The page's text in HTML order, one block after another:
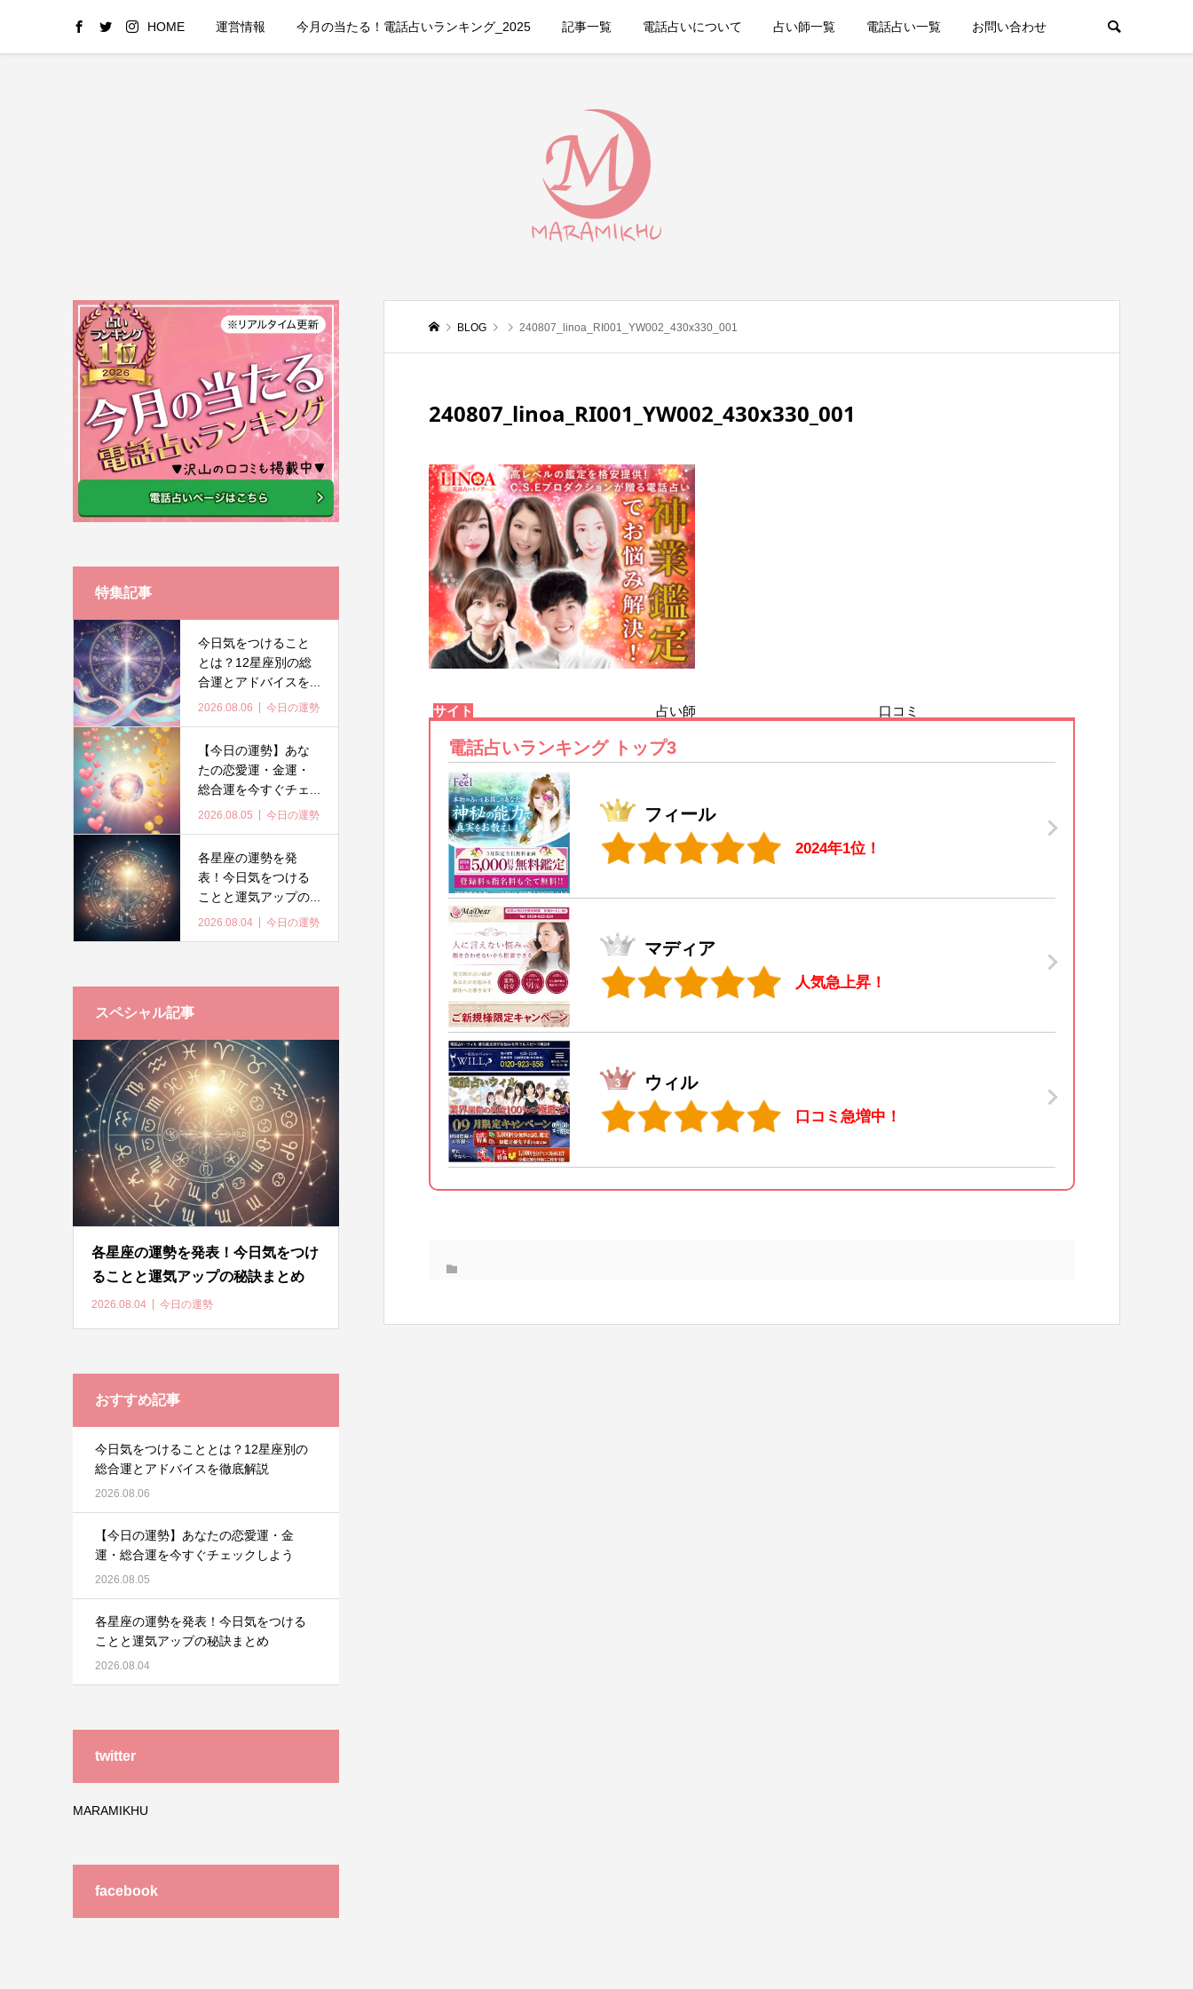
HOME 運営情報 今月の当たる！電話占いランキング_2025 記事一覧 電話占いについて 占い師一覧 電話占い一覧 お問い合わせ
BLOG 240807_linoa_RI001_YW002_430x330_001
240807_linoa_RI001_YW002_430x330_001
サイト 占い師 口コミ
電話占いランキング トップ3
フィール
2024年1位！
マディア
人気急上昇！
ウィル
口コミ急増中！
特集記事
今日気をつけること
とは？12星座別の総
合運とアドバイスを...
2026.08.06 今日の運勢
【今日の運勢】あな
たの恋愛運・金運・
総合運を今すぐチェ...
2026.08.05 今日の運勢
各星座の運勢を発
表！今日気をつける
ことと運気アップの...
2026.08.04 今日の運勢
スペシャル記事
各星座の運勢を発表！今日気をつけ
ることと運気アップの秘訣まとめ
2026.08.04 今日の運勢
おすすめ記事
今日気をつけることとは？12星座別の
総合運とアドバイスを徹底解説
2026.08.06
【今日の運勢】あなたの恋愛運・金
運・総合運を今すぐチェックしよう
2026.08.05
各星座の運勢を発表！今日気をつける
ことと運気アップの秘訣まとめ
2026.08.04
twitter
MARAMIKHU
facebook